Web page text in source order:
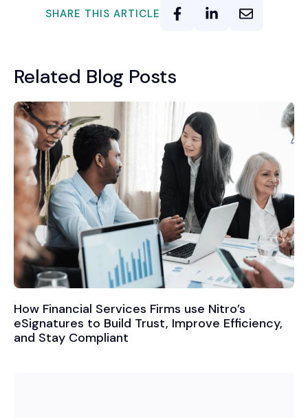
SHARE THIS ARTICLE
Related Blog Posts
How Financial Services Firms use Nitro’s
eSignatures to Build Trust, Improve Efficiency,
and Stay Compliant